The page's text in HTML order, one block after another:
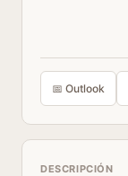
📅 Outlook
DESCRIPCIÓN